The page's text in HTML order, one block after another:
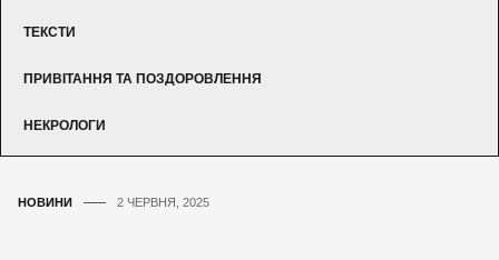
ТЕКСТИ
ПРИВІТАННЯ ТА ПОЗДОРОВЛЕННЯ
НЕКРОЛОГИ
НОВИНИ 2 ЧЕРВНЯ, 2025